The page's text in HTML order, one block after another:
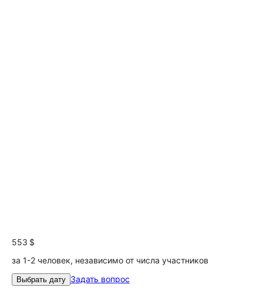
553 $
за 1-2 человек, независимо от числа участников
Выбрать дату Задать вопрос